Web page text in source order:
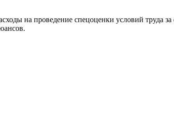
на проведение спецоценки условий труда